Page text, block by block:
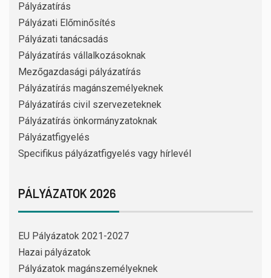
Pályázatírás
Pályázati Előminősítés
Pályázati tanácsadás
Pályázatírás vállalkozásoknak
Mezőgazdasági pályázatírás
Pályázatírás magánszemélyeknek
Pályázatírás civil szervezeteknek
Pályázatírás önkormányzatoknak
Pályázatfigyelés
Specifikus pályázatfigyelés vagy hírlevél
PÁLYÁZATOK 2026
EU Pályázatok 2021-2027
Hazai pályázatok
Pályázatok magánszemélyeknek